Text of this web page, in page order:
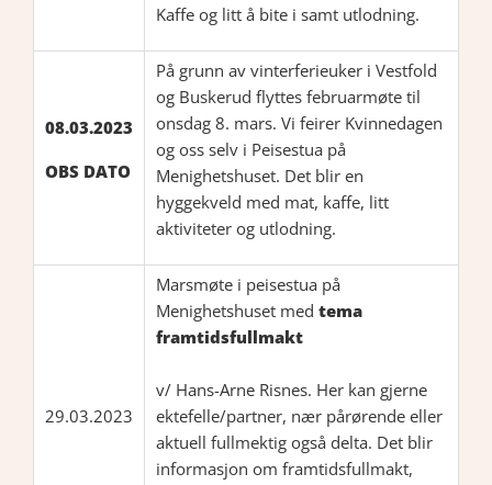
Kaffe og litt å bite i samt utlodning.
08.03.2023
OBS DATO
På grunn av vinterferieuker i Vestfold
og Buskerud flyttes februarmøte til
onsdag 8. mars. Vi feirer Kvinnedagen
og oss selv i Peisestua på
Menighetshuset. Det blir en
hyggekveld med mat, kaffe, litt
aktiviteter og utlodning.
29.03.2023
Marsmøte i peisestua på
Menighetshuset med tema
framtidsfullmakt
v/ Hans-Arne Risnes. Her kan gjerne
ektefelle/partner, nær pårørende eller
aktuell fullmektig også delta. Det blir
informasjon om framtidsfullmakt,